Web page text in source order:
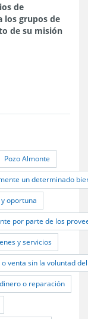
de
los grupos de
de su misión
Pozo Almonte
un determinado
oportuna
por parte de los
y servicios
venta sin la voluntad
o reparación